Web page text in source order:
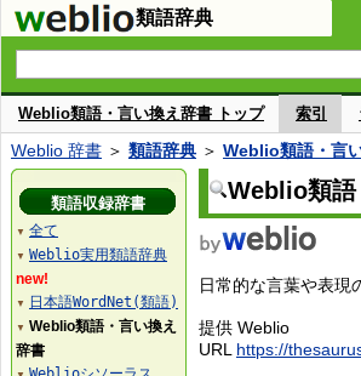
類語辞典
Weblio類語・言い換え辞書 トップ 索引
Weblio 辞書 ＞ 類語辞典 ＞ Weblio類語・言
Weblio類語
日常的な言葉や表現
提供 Weblio
URL https://
類語収録辞書
▼ 全て
▼ Weblio実用類語辞典
new!
▼ 日本語WordNet(類語)
▼ Weblio類語・言い換え
辞書